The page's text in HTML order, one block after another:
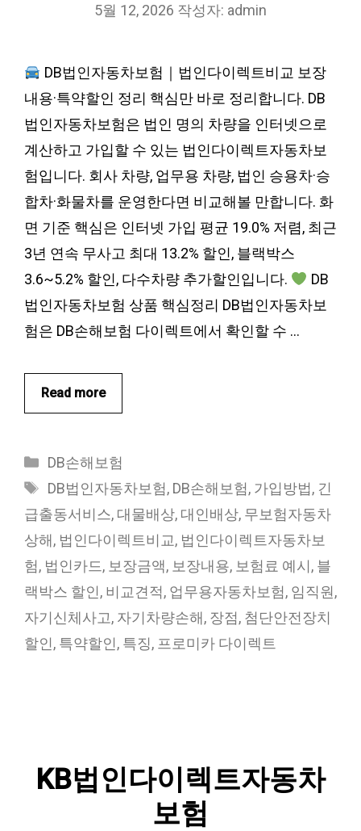
5월 12, 2026 작성자: admin
DB법인자동차보험｜법인다이렉트비교 보장
내용·특약할인 정리 핵심만 바로 정리합니다. DB
법인자동차보험은 법인 명의 차량을 인터넷으로
계산하고 가입할 수 있는 법인다이렉트자동차보
험입니다. 회사 차량, 업무용 차량, 법인 승용차·승
합차·화물차를 운영한다면 비교해볼 만합니다. 화
면 기준 핵심은 인터넷 가입 평균 19.0% 저렴, 최근
3년 연속 무사고 최대 13.2% 할인, 블랙박스
3.6~5.2% 할인, 다수차량 추가할인입니다.
DB
법인자동차보험 상품 핵심정리 DB법인자동차보
험은 DB손해보험 다이렉트에서 확인할 수 …
Read more
카
테
리
DB손해보험
태
그
DB법인자동차보험, DB손해보험, 가입방법, 긴
급출동서비스, 대물배상, 대인배상, 무보험자동차
상해, 법인다이렉트비교, 법인다이렉트자동차보
험, 법인카드, 보장금액, 보장내용, 보험료 예시, 블
랙박스 할인, 비교견적, 업무용자동차보험, 임직원,
자기신체사고, 자기차량손해, 장점, 첨단안전장치
할인, 특약할인, 특징, 프로미카 다이렉트
KB법인다이렉트자동차
보험